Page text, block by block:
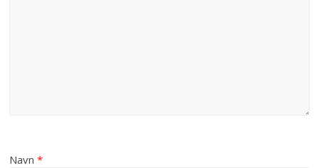
Navn*